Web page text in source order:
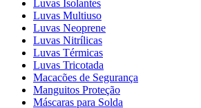
Luvas Isolantes
Luvas Multiuso
Luvas Neoprene
Luvas Nitrílicas
Luvas Térmicas
Luvas Tricotada
Macacões de Segurança
Manguitos Proteção
Máscaras para Solda